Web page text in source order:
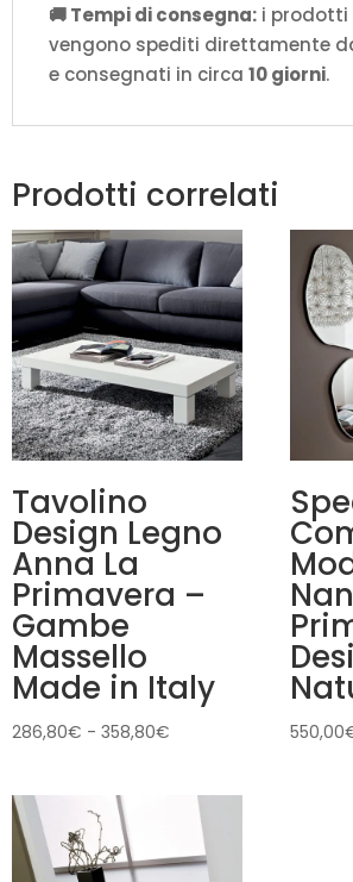
🚚 Tempi di consegna: i
vengono spediti direttamente
e consegnati in circa 10 giorni.
Prodotti correlati
Tavolino
Design Legno
Anna La
Primavera –
Gambe
Massello
Made in Italy
286,80€ - 358,80€
286,80€
a
550,00